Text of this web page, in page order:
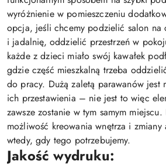
wyróżnienie w pomieszczeniu
opcja, jeśli chcemy podzielić salon na
i jadalnię, oddzielić przestrzeń w
każde z dzieci miało swój kawałek
gdzie część mieszkalną trzeba
do pracy. Dużą zaletą parawanów jest
ich przestawienia – nie jest to więc
zawsze zostanie w tym samym
możliwość kreowania wnętrza i zmiany
wtedy, gdy tego potrzebujemy.
Jakość wydruku: